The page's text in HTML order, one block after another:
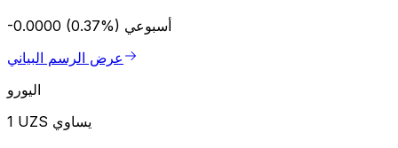
-0.0000 (0.37%) أسبوعي
عرض الرسم البياني
اليورو
1 UZS يساوي